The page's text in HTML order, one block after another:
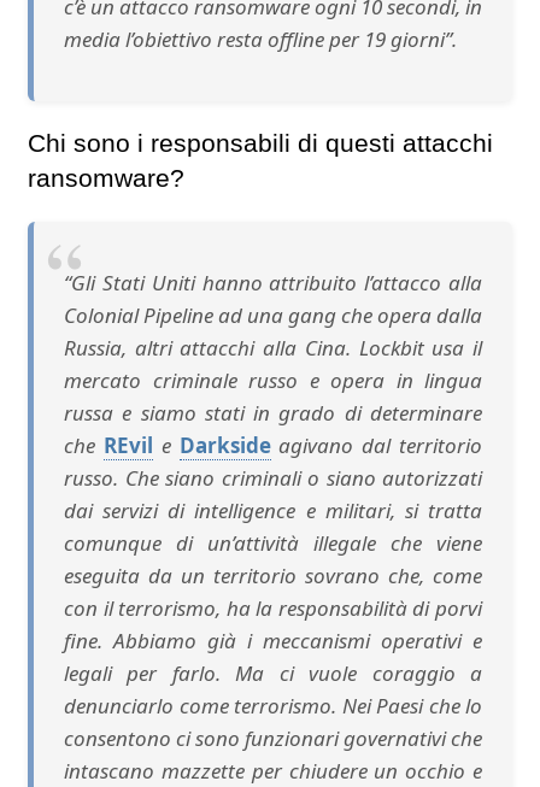
c’è un attacco ransomware ogni 10 secondi, in
media l’obiettivo resta offline per 19 giorni”.
Chi sono i responsabili di questi attacchi
ransomware?
“Gli Stati Uniti hanno attribuito l’attacco alla
Colonial Pipeline ad una gang che opera dalla
Russia, altri attacchi alla Cina. Lockbit usa il
mercato criminale russo e opera in lingua
russa e siamo stati in grado di determinare
che REvil e Darksideagivano dal territorio
russo. Che siano criminali o siano autorizzati
dai servizi di intelligence e militari, si tratta
comunque di un’attività illegale che viene
eseguita da un territorio sovrano che, come
con il terrorismo, ha la responsabilità di porvi
fine. Abbiamo già i meccanismi operativi e
legali per farlo. Ma ci vuole coraggio a
denunciarlo come terrorismo. Nei Paesi che lo
consentono ci sono funzionari governativi che
intascano mazzette per chiudere un occhio e